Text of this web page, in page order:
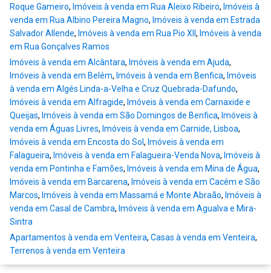
Roque Gameiro, Imóveis à venda em Rua Aleixo Ribeiro, Imóveis à
venda em Rua Albino Pereira Magno, Imóveis à venda em Estrada
Salvador Allende, Imóveis à venda em Rua Pio XII , Imóveis à venda
em Rua Gonçalves Ramos
Imóveis à venda em Alcântara, Imóveis à venda em Ajuda,
Imóveis à venda em Belém, Imóveis à venda em Benfica, Imóveis
à venda em Algés Linda-a-Velha e Cruz Quebrada-Dafundo,
Imóveis à venda em Alfragide, Imóveis à venda em Carnaxide e
Queijas, Imóveis à venda em São Domingos de Benfica, Imóveis à
venda em Águas Livres, Imóveis à venda em Carnide, Lisboa,
Imóveis à venda em Encosta do Sol , Imóveis à venda em
Falagueira, Imóveis à venda em Falagueira-Venda Nova, Imóveis à
venda em Pontinha e Famões, Imóveis à venda em Mina de Água,
Imóveis à venda em Barcarena, Imóveis à venda em Cacém e São
Marcos, Imóveis à venda em Massamá e Monte Abraão, Imóveis à
venda em Casal de Cambra, Imóveis à venda em Agualva e Mira-
Sintra
Apartamentos à venda em Venteira, Casas à venda em Venteira,
Terrenos à venda em Venteira